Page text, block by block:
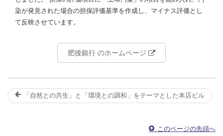
染が発見された場合の担保評価基準を作成し、マイナス評価とし
て反映させています。
肥後銀行 のホームページ
「自然との共生」と「環境との調和」をテーマとした本店ビル
このページの先頭へ